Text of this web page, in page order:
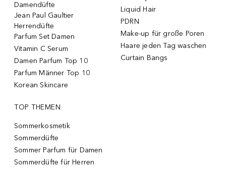
Damendüfte
Jean Paul Gaultier
Herrendüfte
Parfum Set Damen
Vitamin C Serum
Damen Parfum Top 10
Parfum Männer Top 10
Korean Skincare
Liquid Hair
PDRN
Make-up für große Poren
Haare jeden Tag waschen
Curtain Bangs
TOP THEMEN
Sommerkosmetik
Sommerdüfte
Sommer Parfum für Damen
Sommerdüfte für Herren